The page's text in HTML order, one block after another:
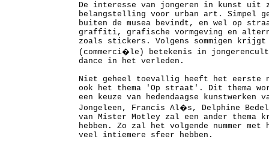
De interesse van jongeren in kunst uit
belangstelling voor urban art. Simpel
buiten de musea bevindt, en wel op
graffiti, grafische vormgeving en
zoals stickers. Volgens sommigen
(commerci�le) betekenis in
dance in het verleden.
Niet geheel toevallig heeft het eerste
ook het thema 'Op straat'. Dit thema
een keuze van hedendaagse kunstwerken
Jongeleen, Francis Al�s, Delphine
van Mister Motley zal een ander thema
hebben. Zo zal het volgende nummer
veel intiemere sfeer hebben.